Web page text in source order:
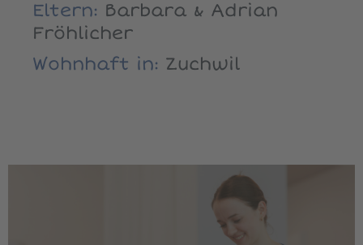
Eltern: Barbara & Adrian
Fröhlicher
Wohnhaft in: Zuchwil